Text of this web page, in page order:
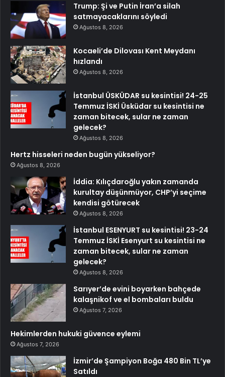
Trump: Şi ve Putin İran’a silah
satmayacaklarını söyledi
Ağustos 8, 2026
Kocaeli’de Dilovası Kent Meydanı
hızlandı
Ağustos 8, 2026
İstanbul ÜSKÜDAR su kesintisi! 24-25
Temmuz İSKİ Üsküdar su kesintisi ne
zaman bitecek, sular ne zaman
gelecek?
Ağustos 8, 2026
Hertz hisseleri neden bugün yükseliyor?
Ağustos 8, 2026
İddia: Kılıçdaroğlu yakın zamanda
kurultay düşünmüyor, CHP’yi seçime
kendisi götürecek
Ağustos 8, 2026
İstanbul ESENYURT su kesintisi! 23-24
Temmuz İSKİ Esenyurt su kesintisi ne
zaman bitecek, sular ne zaman
gelecek?
Ağustos 8, 2026
Sarıyer’de evini boyarken bahçede
kalaşnikof ve el bombaları buldu
Ağustos 7, 2026
Hekimlerden hukuki güvence eylemi
Ağustos 7, 2026
İzmir’de Şampiyon Boğa 480 Bin TL’ye
Satıldı